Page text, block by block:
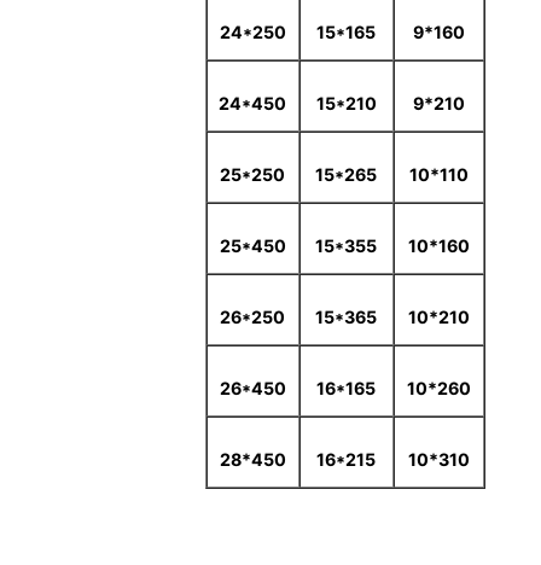
160*9
15*165
24*250
210*9
15*210
24*450
110*10
15*265
25*250
160*10
15*355
25*450
210*10
15*365
26*250
260*10
16*165
26*450
310*10
16*215
450*28